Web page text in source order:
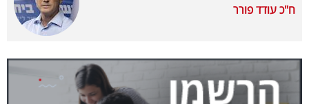
ניוזלטרים
ח"כ עודד פורר